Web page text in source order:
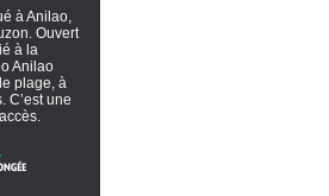
à Anilao,
Ouvert
à la
Anilao
plage, à
C’est une